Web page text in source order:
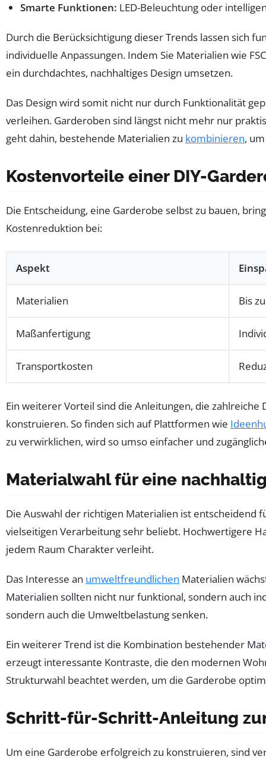
Smarte Funktionen: LED-Beleuchtung oder
Durch die Berücksichtigung dieser Trends lassen sich
individuelle Anpassungen. Indem Sie Materialien wie
ein durchdachtes, nachhaltiges Design umsetzen.
Das Design wird somit nicht nur durch Funktionalität
verleihen. Garderoben sind längst nicht mehr nur
geht dahin, bestehende Materialien zu kombinieren,
Kostenvorteile einer DIY-
Die Entscheidung, eine Garderobe selbst zu bauen,
Kostenreduktion bei:
Aspekt
Materialien Bis
Maßanfertigung
Transportkosten
Ein weiterer Vorteil sind die Anleitungen, die
konstruieren. So finden sich auf Plattformen wie
zu verwirklichen, wird so umso einfacher und
Materialwahl für eine
Die Auswahl der richtigen Materialien ist entscheidend
vielseitigen Verarbeitung sehr beliebt. Hochwertigere
jedem Raum Charakter verleiht.
Das Interesse an umweltfreundlichen Materialien
Materialien sollten nicht nur funktional, sondern auch
sondern auch die Umweltbelastung senken.
Ein weiterer Trend ist die Kombination bestehender
erzeugt interessante Kontraste, die den modernen
Strukturwahl beachtet werden, um die Garderobe
Schritt-für-Schritt-Anleitung
Um eine Garderobe erfolgreich zu konstruieren, sind